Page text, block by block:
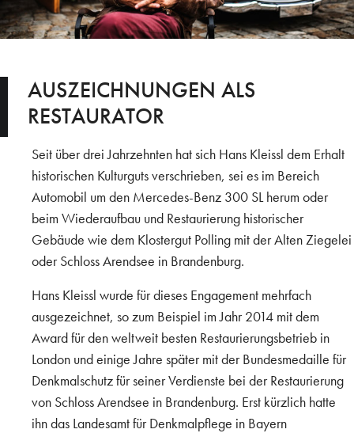
AUSZEICHNUNGEN ALS
RESTAURATOR
Seit über drei Jahrzehnten hat sich Hans Kleissl dem Erhalt
historischen Kulturguts verschrieben, sei es im Bereich
Automobil um den Mercedes-Benz 300 SL herum oder
beim Wiederaufbau und Restaurierung historischer
Gebäude wie dem Klostergut Polling mit der Alten Ziegelei
oder Schloss Arendsee in Brandenburg.
Hans Kleissl wurde für dieses Engagement mehrfach
ausgezeichnet, so zum Beispiel im Jahr 2014 mit dem
Award für den weltweit besten Restaurierungsbetrieb in
London und einige Jahre später mit der Bundesmedaille für
Denkmalschutz für seiner Verdienste bei der Restaurierung
von Schloss Arendsee in Brandenburg. Erst kürzlich hatte
ihn das Landesamt für Denkmalpflege in Bayern